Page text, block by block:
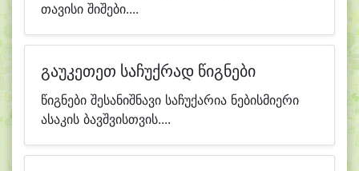
თავისი შიშები....
გაუკეთეთ საჩუქრად წიგნები
წიგნები შესანიშნავი საჩუქარია ნებისმიერი
ასაკის ბავშვისთვის....